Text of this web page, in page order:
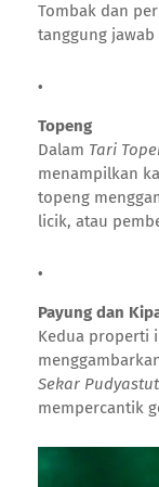
Tombak dan
tanggung
Topeng
Dalam Tari
menampilkan
topeng
licik, atau
Payung dan
Kedua properti
Sekar
mempercantik